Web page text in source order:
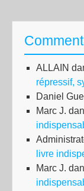
ALLAIN
répressif,
Daniel
Marc J.
livre
Marc J.